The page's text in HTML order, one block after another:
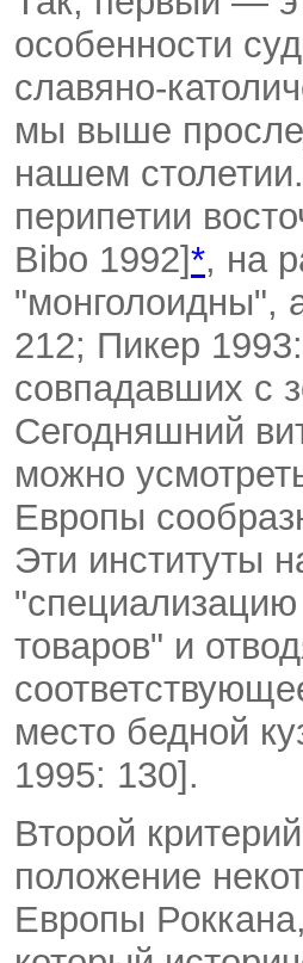
особенности
славяно-
мы выше
нашем
перипетии
Bibo 1992]*, на
"монголоидны",
212; Пикер
совпадавших с
Сегодняшний
можно
Европы
Эти институты
"специализацию
товаров" и
место бедной
1995: 130].
Второй
положение
Европы